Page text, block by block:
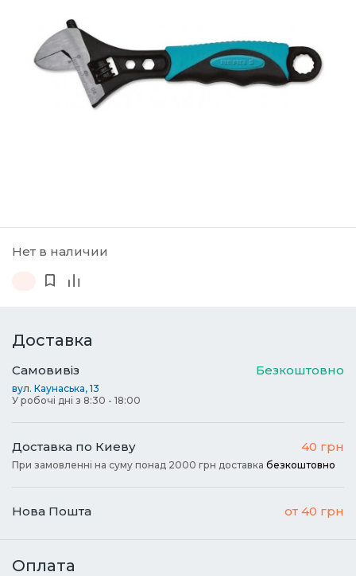
Нет в наличии
Доставка
Самовивіз Безкоштовно
вул. Каунаська, 13
У робочі дні з 8:30 - 18:00
Доставка по Киеву 40 грн
При замовленні на суму понад 2000 грн доставка безкоштовно
Нова Пошта от 40 грн
Оплата